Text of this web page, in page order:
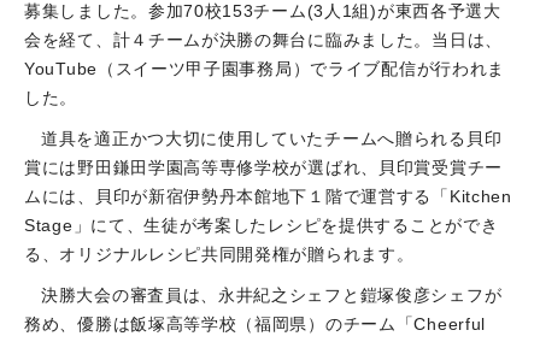
募集しました。参加70校153チーム(3人1組)が東西各予選大
会を経て、計４チームが決勝の舞台に臨みました。当日は、
YouTube（スイーツ甲子園事務局）でライブ配信が行われま
した。
道具を適正かつ大切に使用していたチームへ贈られる貝印
賞には野田鎌田学園高等専修学校が選ばれ、貝印賞受賞チー
ムには、貝印が新宿伊勢丹本館地下１階で運営する「Kitchen
Stage」にて、生徒が考案したレシピを提供することができ
る、オリジナルレシピ共同開発権が贈られます。
決勝大会の審査員は、永井紀之シェフと鎧塚俊彦シェフが
務め、優勝は飯塚高等学校（福岡県）のチーム「Cheerful